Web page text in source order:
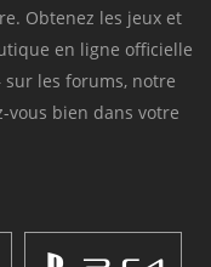
Obtenez les jeux et
en ligne officielle
les forums, notre
vous bien dans votre